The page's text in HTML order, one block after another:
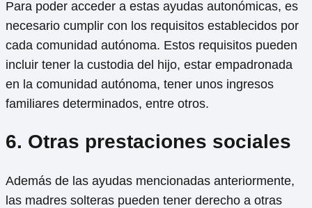
Para poder acceder a estas ayudas autonómicas, es
necesario cumplir con los requisitos establecidos por
cada comunidad autónoma. Estos requisitos pueden
incluir tener la custodia del hijo, estar empadronada
en la comunidad autónoma, tener unos ingresos
familiares determinados, entre otros.
6. Otras prestaciones sociales
Además de las ayudas mencionadas anteriormente,
las madres solteras pueden tener derecho a otras